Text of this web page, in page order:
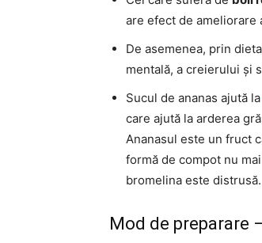
are efect de ameliorare
De asemenea, prin
mentală, a creierului și
Sucul de ananas ajută la
care ajută la arderea
Ananasul este un fruct
formă de compot nu
bromelina este distrusă.
Mod de preparare